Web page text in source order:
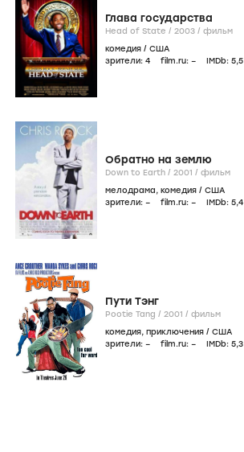
Глава государства
Head of State / 2003 / фильм
комедия / США
зрители: 4 film.ru: – IMDb: 5,5
Обратно на землю
Down to Earth / 2001 / фильм
мелодрама, комедия / США
зрители: – film.ru: – IMDb: 5,4
Пути Тэнг
Pootie Tang / 2001 / фильм
комедия, приключения / США
зрители: – film.ru: – IMDb: 5,3